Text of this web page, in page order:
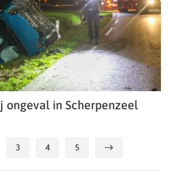
ongeval in Scherpenzeel
3 4 5